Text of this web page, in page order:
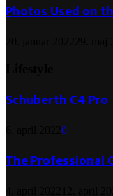
Photos Used on
Schuberth C4 Pro
0
The Professional